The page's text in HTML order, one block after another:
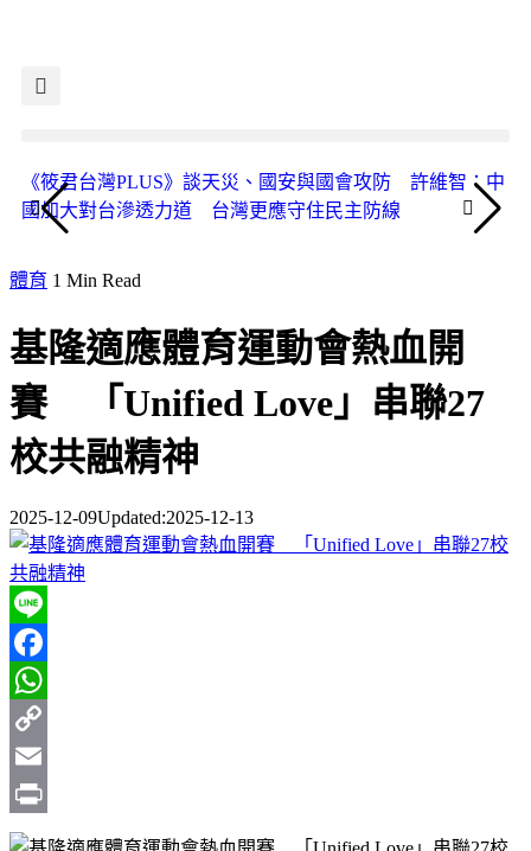
《筱君台灣PLUS》談天災、國安與國會攻防 許維智：中
國加大對台滲透力道 台灣更應守住民主防線
體育 1 Min Read
基隆適應體育運動會熱血開
賽 「Unified Love」串聯27
校共融精神
2025-12-09Updated:2025-12-13
Line
Facebook
WhatsApp
Copy
Link
Email
Print